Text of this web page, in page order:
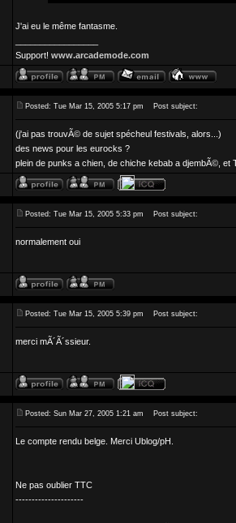
J'ai eu le même fantasme.
Support! www.arcademode.com
Posted: Tue Mar 15, 2005 5:17 pm Post subject:
(j'ai pas trouvÃ© de sujet spécheul festivals, alors...)
des news pour les eurocks ?
plein de punks a chien, de chiche kebab a djembÃ©, et
Posted: Tue Mar 15, 2005 5:33 pm Post subject:
normalement oui
Posted: Tue Mar 15, 2005 5:39 pm Post subject:
merci mÃ´Ã´ssieur.
Posted: Sun Mar 27, 2005 1:21 am Post subject:
Le compte rendu belge. Merci Ublog/pH.
Ne pas oublier TTC
---------------------